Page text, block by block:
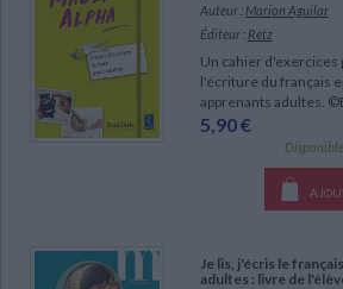
CHARGEMENT...
Auteur : Marion Aguilar
Éditeur : Retz
Un cahier d'exercices
l'écriture du français
apprenants adultes.
5,90 €
Je lis, j'écris le
adultes : livre de